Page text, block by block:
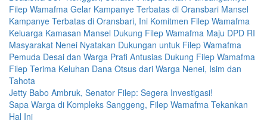
Filep Wamafma Gelar Kampanye Terbatas di Oransbari Mansel
Kampanye Terbatas di Oransbari, Ini Komitmen Filep Wamafma
Keluarga Kamasan Mansel Dukung Filep Wamafma Maju DPD RI
Masyarakat Nenei Nyatakan Dukungan untuk Filep Wamafma
Pemuda Desai dan Warga Prafi Antusias Dukung Filep Wamafma
Filep Terima Keluhan Dana Otsus dari Warga Nenei, Isim dan
Tahota
Jetty Babo Ambruk, Senator Filep: Segera Investigasi!
Sapa Warga di Kompleks Sanggeng, Filep Wamafma Tekankan
Hal Ini